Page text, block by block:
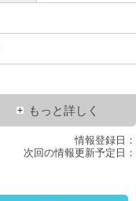
もっと詳しく
情報登録日：
次回の情報更新予定日：